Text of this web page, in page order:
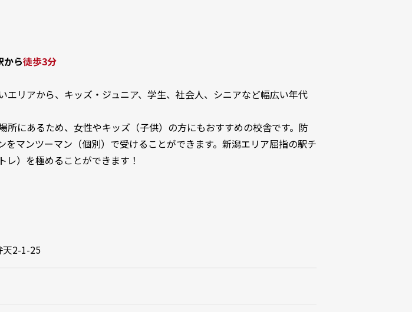
から徒歩3分
リアから、キッズ・ジュニア、学生、社会人、シニアなど幅広い年代
にあるため、女性やキッズ（子供）の方にもおすすめの校舎です。防
マンツーマン（個別）で受けることができます。新潟エリア屈指の駅チ
）を極めることができます！
天2-1-25